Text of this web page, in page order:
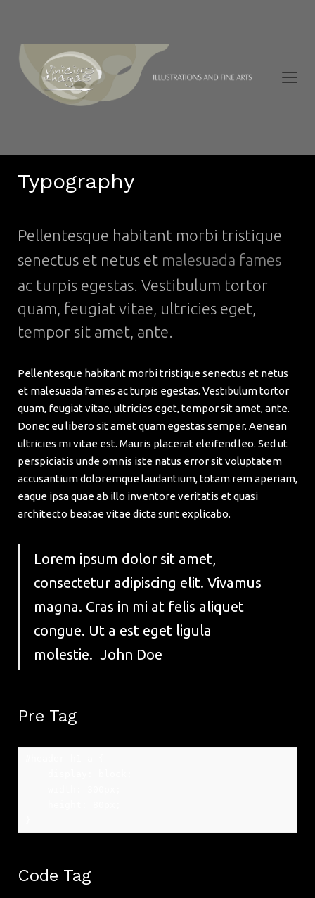
Typography
Pellentesque habitant morbi tristique
senectus et netus et malesuada fames
ac turpis egestas. Vestibulum tortor
quam, feugiat vitae, ultricies eget,
tempor sit amet, ante.
Pellentesque habitant morbi tristique senectus et netus
et malesuada fames ac turpis egestas. Vestibulum tortor
quam, feugiat vitae, ultricies eget, tempor sit amet, ante.
Donec eu libero sit amet quam egestas semper. Aenean
ultricies mi vitae est. Mauris placerat eleifend leo. Sed ut
perspiciatis unde omnis iste natus error sit voluptatem
accusantium doloremque laudantium, totam rem aperiam,
eaque ipsa quae ab illo inventore veritatis et quasi
architecto beatae vitae dicta sunt explicabo.
Lorem ipsum dolor sit amet,
consectetur adipiscing elit. Vivamus
magna. Cras in mi at felis aliquet
congue. Ut a est eget ligula
molestie. John Doe
Pre Tag
Code Tag